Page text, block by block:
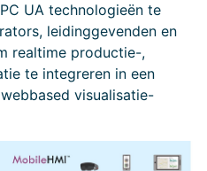
UA technologieën te
leidinggevenden en
realtime productie-,
te integreren in een
visualisatie-